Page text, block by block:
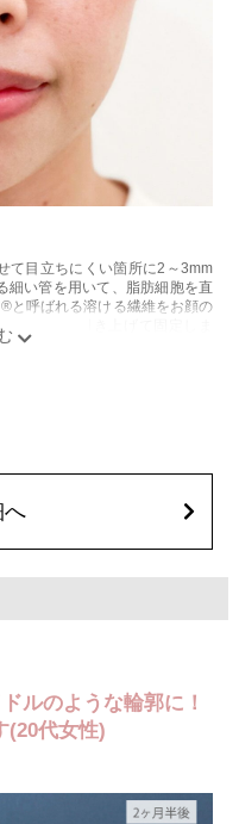
て目立ちにくい箇所に2～3mm
細い管を用いて、脂肪細胞を直
と呼ばれる溶ける繊維をお顔の
内側から引き上げて固定しま
れ、むくみ、内出血、引き攣れ
ます。また、稀に貧血、細菌感
つき、硬結、瘢痕化、色素沈
を生じることがございます。
円(税込)
へ
ルのような輪郭に！
(20代女性)